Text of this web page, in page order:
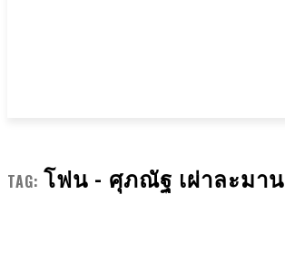
TAG: โฟน - ศุภณัฐ เผ่าละมาน